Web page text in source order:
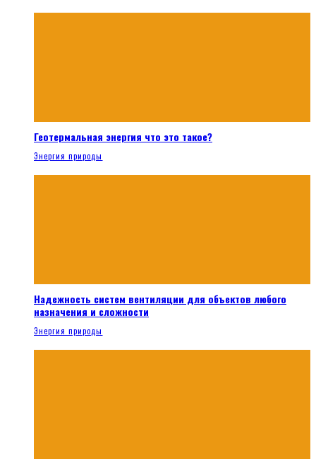
Геотермальная энергия что это такое?
Энергия природы
Надежность систем вентиляции для объектов любого
назначения и сложности
Энергия природы